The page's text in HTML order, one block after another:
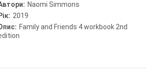
Naomi Simmons
Рік: 2019
Family and Friends 4 workbook 2nd